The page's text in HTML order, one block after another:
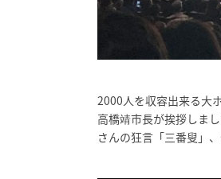
2000人を収容出来る大
高橋靖市長が挨拶しま
さんの狂言「三番叟」